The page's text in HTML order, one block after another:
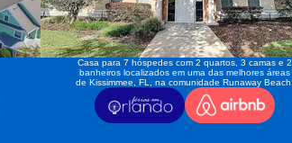
Casa para 7 hóspedes com 2 quartos, 3 camas e 2
banheiros localizados em uma das melhores áreas
de Kissimmee, FL, na comunidade Runaway Beach.